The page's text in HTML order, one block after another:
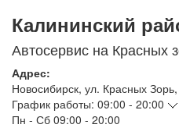
Калининский
Автосервис на Красных
Адрес:
Новосибирск, ул. Красных
График работы: 09:00 - 20:00
Пн - Сб 09:00 - 20:00